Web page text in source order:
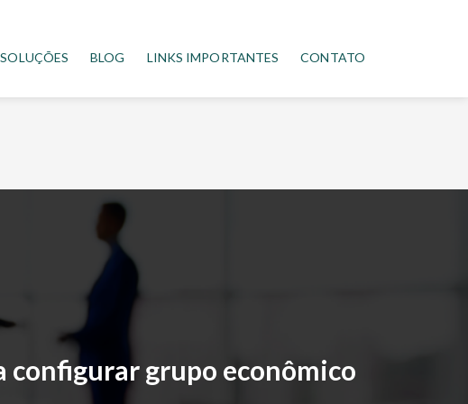
SOLUÇÕES BLOG LINKS IMPORTANTES CONTATO
configurar grupo econômico